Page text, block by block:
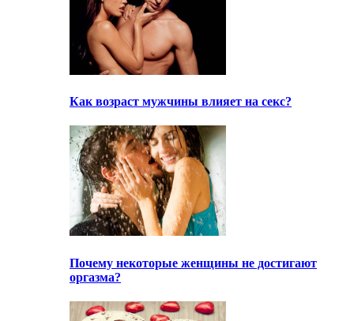
Как возраст мужчины влияет на секс?
Почему некоторые женщины не достигают
оргазма?